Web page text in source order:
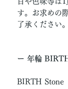
す。お求めの
了承ください。
ー 年輪
BIRTH Stone